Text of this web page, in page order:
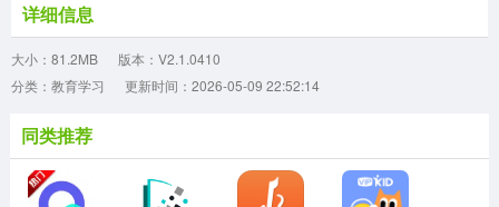
详细信息
大小：81.2MB
版本：V2.1.0410
分类：教育学习
更新时间：2026-05-09 22:52:14
同类推荐